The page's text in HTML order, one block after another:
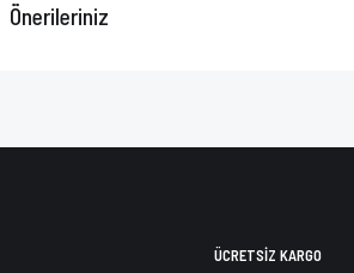
Önerileriniz
ÜCRETSİZ KARGO